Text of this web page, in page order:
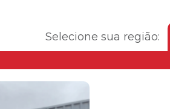
Selecione sua região: